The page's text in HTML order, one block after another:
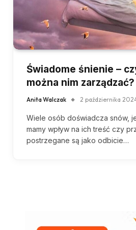
Świadome śnienie –
można nim
Anita Walczak 2 października
Wiele osób doświadcza snów,
mamy wpływ na ich treść czy
postrzegane są jako odbicie…